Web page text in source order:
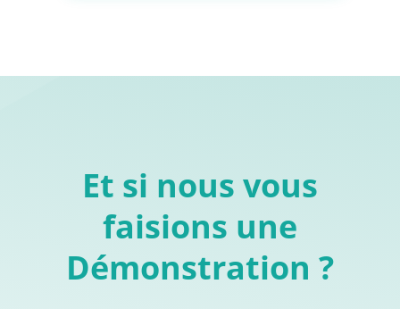
Et si nous vous
faisions une
Démonstration ?